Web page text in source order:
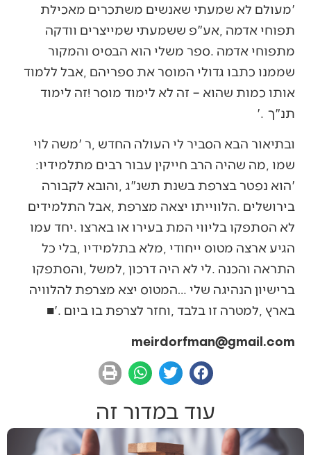
‬תנ"ך‮'‬‭.‬‮ ‬
‬שמו‭, ‬מה‭ ‬שהיה‭ ‬הרב‭ ‬חייקין‭ ‬עבור‭ ‬רבים‭ ‬מתלמידיו‭:
‬הגיע‭ ‬ארצה‭ ‬מטוס‭ ‬ייחודי‭, ‬מלא‭ ‬בתלמידיו‭, ‬בלי‭ ‬כל‭
‬בארץ‭, ‬למטרה‭ ‬זו‭ ‬בלבד‭, ‬וחזר‭ ‬לצרפת‭ ‬בו‭ ‬ביום‮'‬‭. ‬■
meirdorfman@gmail.com
עוד במדור זה